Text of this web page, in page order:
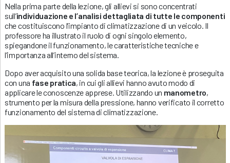
Nella prima parte della lezione, gli allievi si sono concentrati
sull’individuazione e l’analisi dettagliata di tutte le componenti
che costituiscono l’impianto di climatizzazione di un veicolo. Il
professore ha illustrato il ruolo di ogni singolo elemento,
spiegandone il funzionamento, le caratteristiche tecniche e
l’importanza all’interno del sistema.
Dopo aver acquisito una solida base teorica, la lezione è proseguita
con una fase pratica, in cui gli allievi hanno avuto modo di
applicare le conoscenze apprese. Utilizzando un manometro,
strumento per la misura della pressione, hanno verificato il corretto
funzionamento del sistema di climatizzazione.